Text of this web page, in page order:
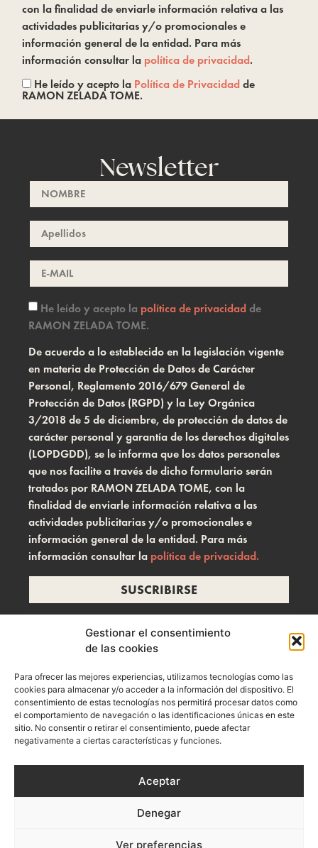
Gestionar el consentimiento
de las cookies
Para ofrecer las mejores experiencias, utilizamos tecnologías como las
cookies para almacenar y/o acceder a la información del dispositivo. El
consentimiento de estas tecnologías nos permitirá procesar datos como
el comportamiento de navegación o las identificaciones únicas en este
sitio. No consentir o retirar el consentimiento, puede afectar
negativamente a ciertas características y funciones.
Aceptar
Denegar
Ver preferencias
con la finalidad de enviarle información relativa a las
actividades publicitarias y/o promocionales e
información general de la entidad. Para más
información consultar la política de privacidad.
He leído y acepto la Política de Privacidadde
RAMON ZELADA TOME.
Newsletter
He leído y acepto la política de privacidadde
RAMON ZELADA TOME.
De acuerdo a lo establecido en la legislación vigente
en materia de Protección de Datos de Carácter
Personal, Reglamento 2016/679 General de
Protección de Datos (RGPD) y la Ley Orgánica
3/2018 de 5 de diciembre, de protección de datos de
carácter personal y garantía de los derechos digitales
(LOPDGDD), se le informa que los datos personales
que nos facilite a través de dicho formulario serán
tratados por RAMON ZELADA TOME, con la
finalidad de enviarle información relativa a las
actividades publicitarias y/o promocionales e
información general de la entidad. Para más
información consultar la política de privacidad.
SUSCRIBIRSE
info@ramonzelada.com
instagram